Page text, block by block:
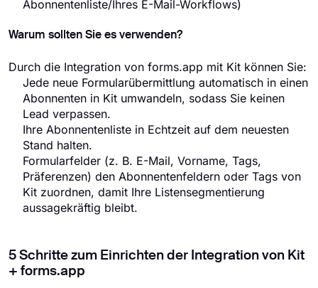
Abonnentenliste/Ihres E-Mail-Workflows)
Warum sollten Sie es verwenden?
Durch die Integration von forms.app mit Kit können Sie:
Jede neue Formularübermittlung automatisch in einen
Abonnenten in Kit umwandeln, sodass Sie keinen
Lead verpassen.
Ihre Abonnentenliste in Echtzeit auf dem neuesten
Stand halten.
Formularfelder (z. B. E-Mail, Vorname, Tags,
Präferenzen) den Abonnentenfeldern oder Tags von
Kit zuordnen, damit Ihre Listensegmentierung
aussagekräftig bleibt.
5 Schritte zum Einrichten der Integration von Kit
+ forms.app